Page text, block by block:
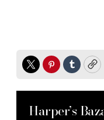
TwitterPinterest
Tumblr
Harper’s